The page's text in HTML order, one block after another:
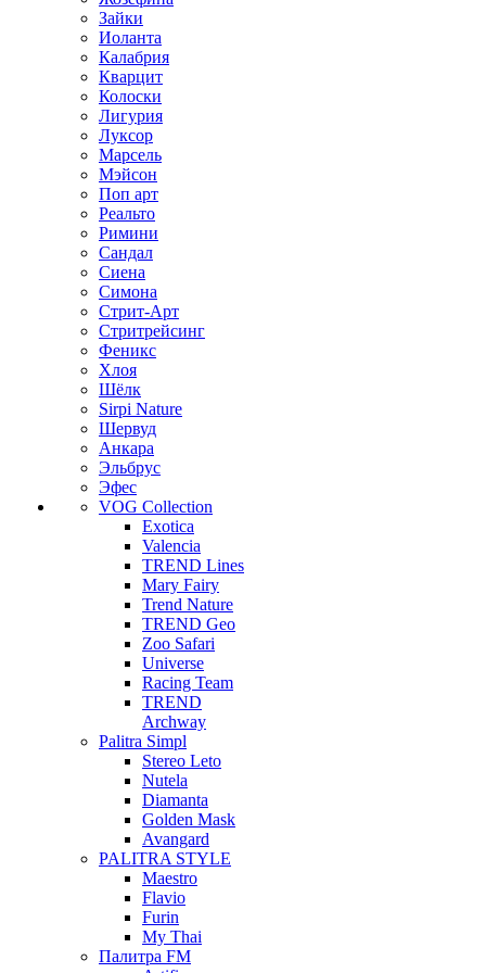
Зайки
Иоланта
Калабрия
Кварцит
Колоски
Лигурия
Луксор
Марсель
Мэйсон
Поп арт
Реальто
Римини
Сандал
Сиена
Симона
Стрит-Арт
Стритрейсинг
Феникс
Хлоя
Шёлк
Sirpi Nature
Шервуд
Анкара
Эльбрус
Эфес
VOG Collection
Exotica
Valencia
TREND Lines
Mary Fairy
Trend Nature
TREND Geo
Zoo Safari
Universe
Racing Team
TREND
Archway
Palitra Simpl
Stereo Leto
Nutela
Diamanta
Golden Mask
Avangard
PALITRA STYLE
Maestro
Flavio
Furin
My Thai
Палитра FM